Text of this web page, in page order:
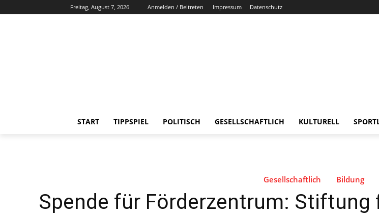
Freitag, August 7, 2026 Anmelden / Beitreten Impressum Datenschutz
START TIPPSPIEL POLITISCH GESELLSCHAFTLICH KULTURELL
Gesellschaftlich Bildung
Spende für Förderzentrum: